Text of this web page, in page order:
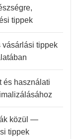
tippek
vásárlási tippek
és használati
közül —
tippek